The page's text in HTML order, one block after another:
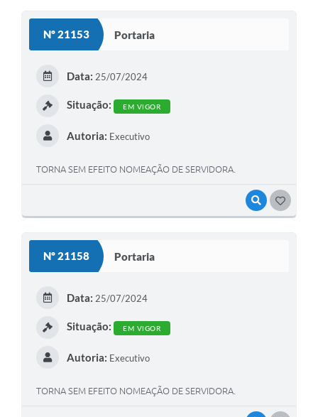
Nº 21153 Portaria
VISUALIZAR
Data: 25/07/2024
Situação: EM VIGOR
Autoria: Executivo
TORNA SEM EFEITO NOMEAÇÃO DE SERVIDORA.
Nº 21158 Portaria
Data: 25/07/2024
Situação: EM VIGOR
Autoria: Executivo
TORNA SEM EFEITO NOMEAÇÃO DE SERVIDORA.